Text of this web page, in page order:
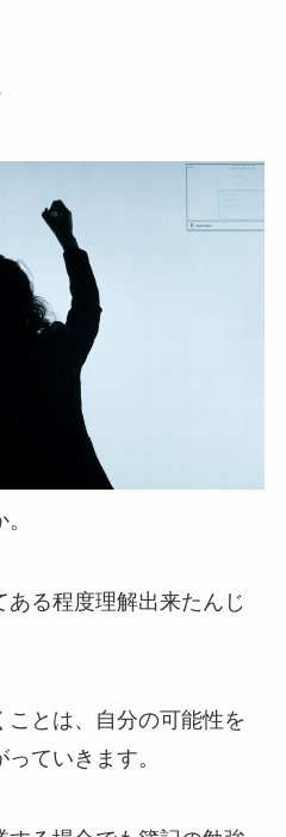
る程度理解出来たんじ
とは、自分の可能性を
ていきます。